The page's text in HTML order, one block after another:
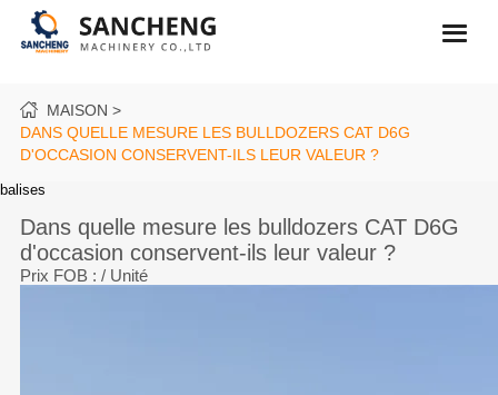
MAISON
DANS QUELLE MESURE LES BULLDOZERS CAT D6G
D'OCCASION CONSERVENT-ILS LEUR VALEUR ?
balises
Dans quelle mesure les bulldozers CAT D6G
d'occasion conservent-ils leur valeur ?
Prix FOB : / Unité